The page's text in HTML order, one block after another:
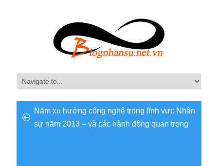
Năm xu hướng công nghệ trong lĩnh vực Nhân
sự năm 2013 – và các hành động quan trọng